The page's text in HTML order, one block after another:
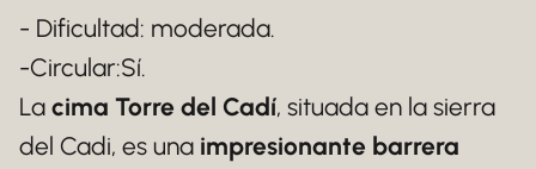
- Dificultad: moderada.
-Circular:Sí.
La cima Torre del Cadí, situada en la sierra
del Cadi, es una impresionante barrera